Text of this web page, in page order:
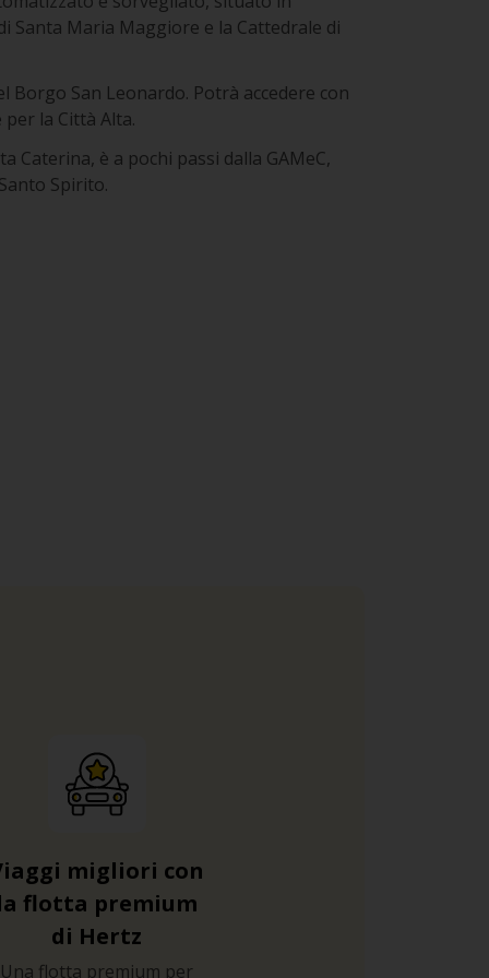
Santa Maria Maggiore e la Cattedrale di
San Leonardo. Potrà accedere con
la Città Alta.
è a pochi passi dalla GAMeC,
Spirito.
migliori con
flotta premium
di Hertz
Una flotta premium per